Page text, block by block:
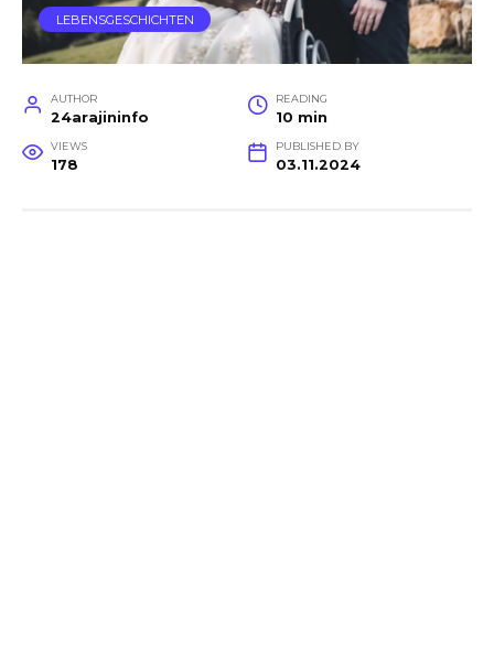
LEBENSGESCHICHTEN
AUTHOR
24arajininfo
READING
10 min
VIEWS
178
PUBLISHED BY
03.11.2024